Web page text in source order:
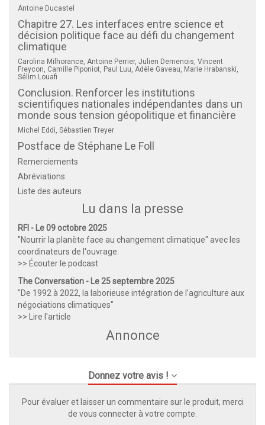
Antoine Ducastel
Chapitre 27. Les interfaces entre science et
décision politique face au défi du changement
climatique
Carolina Milhorance, Antoine Perrier, Julien Demenois, Vincent
Freycon, Camille Piponiot, Paul Luu, Adèle Gaveau, Marie Hrabanski,
Sélim Louafi
Conclusion. Renforcer les institutions
scientifiques nationales indépendantes dans un
monde sous tension géopolitique et financière
Michel Eddi, Sébastien Treyer
Postface de Stéphane Le Foll
Remerciements
Abréviations
Liste des auteurs
Lu dans la presse
RFI - Le 09 octobre 2025
"Nourrir la planète face au changement climatique" avec les
coordinateurs de l'ouvrage.
>> Écouter le podcast
The Conversation - Le 25 septembre 2025
"De 1992 à 2022, la laborieuse intégration de l’agriculture aux
négociations climatiques"
>> Lire l'article
Annonce
Donnez votre avis !
Pour évaluer et laisser un commentaire sur le produit, merci
de vous connecter à votre compte.